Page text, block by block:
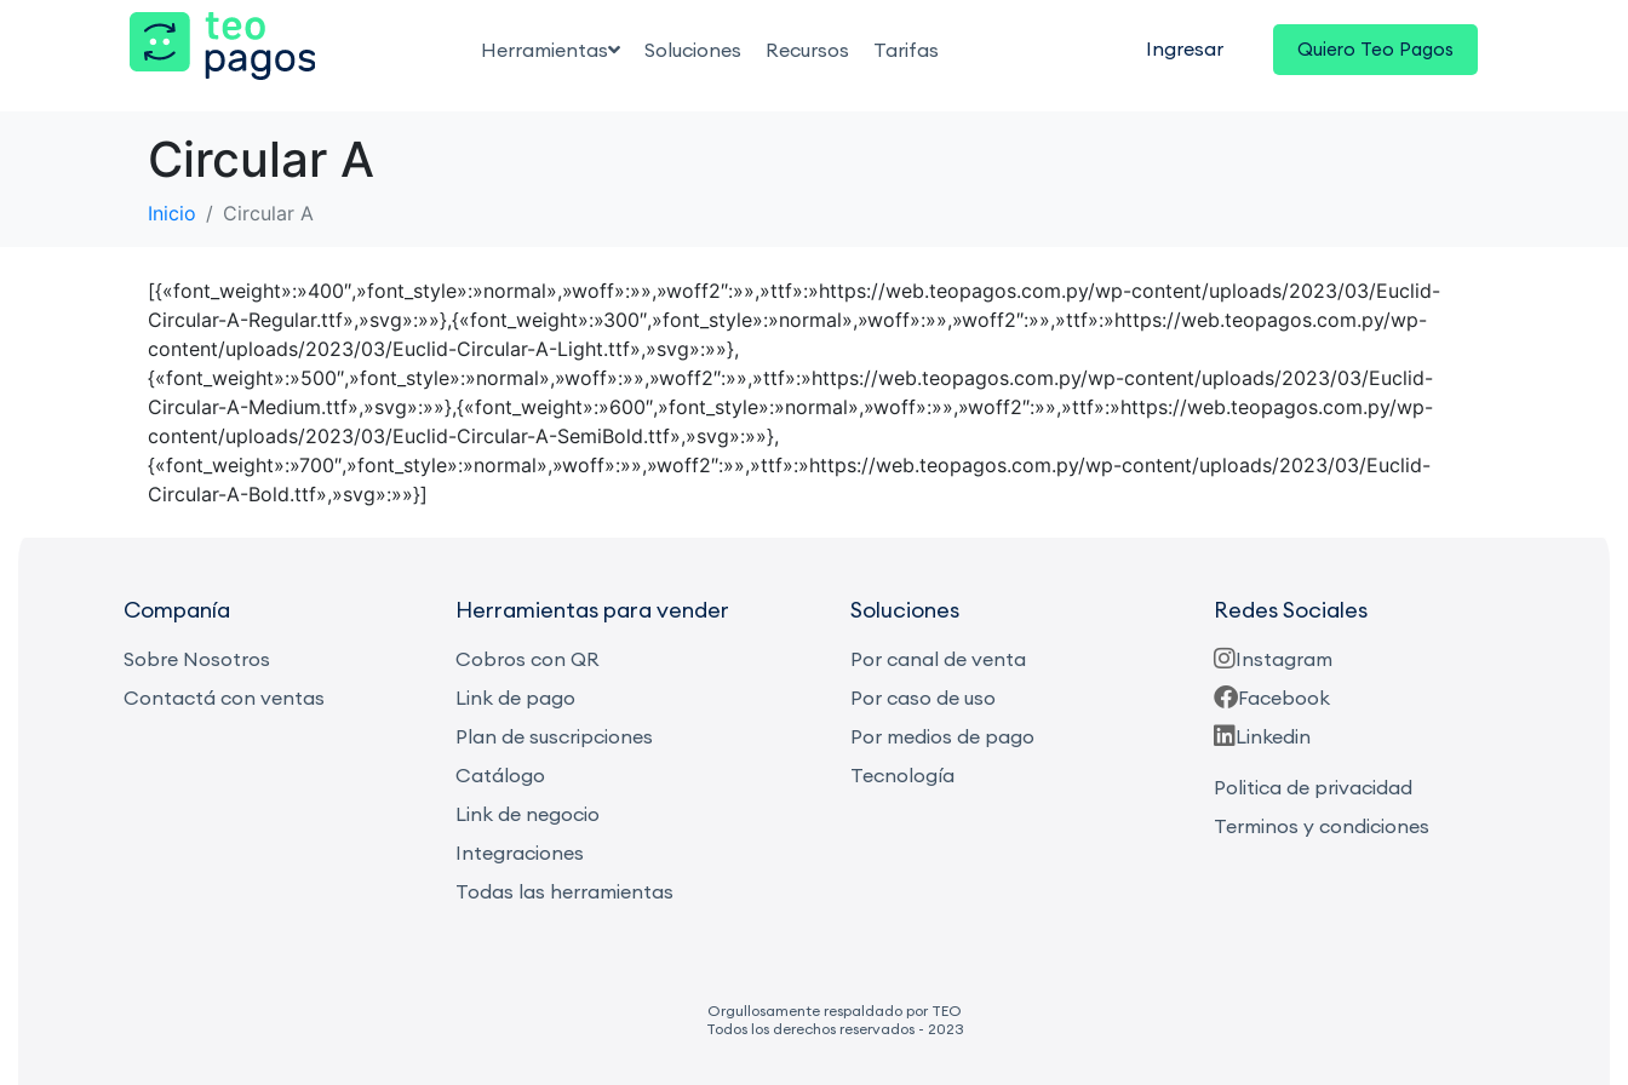
Herramientas Soluciones Recursos Tarifas Ingresar Quiero Teo Pagos
Circular A
Inicio Circular A
[{«font_weight»:»400″,»font_style»:»normal»,»woff»:»»,»woff2″:»»,»ttf»:»https://web.teopagos.com.py/wp-content/uploads/2023/03/Euclid-
Circular-A-Regular.ttf»,»svg»:»»},{«font_weight»:»300″,»font_style»:»normal»,»woff»:»»,»woff2″:»»,»ttf»:»https://web.teopagos.com.py/wp-
content/uploads/2023/03/Euclid-Circular-A-Light.ttf»,»svg»:»»},
{«font_weight»:»500″,»font_style»:»normal»,»woff»:»»,»woff2″:»»,»ttf»:»https://web.teopagos.com.py/wp-content/uploads/2023/03/Euclid-
Circular-A-Medium.ttf»,»svg»:»»},{«font_weight»:»600″,»font_style»:»normal»,»woff»:»»,»woff2″:»»,»ttf»:»https://web.teopagos.com.py/wp-
content/uploads/2023/03/Euclid-Circular-A-SemiBold.ttf»,»svg»:»»},
{«font_weight»:»700″,»font_style»:»normal»,»woff»:»»,»woff2″:»»,»ttf»:»https://web.teopagos.com.py/wp-content/uploads/2023/03/Euclid-
Circular-A-Bold.ttf»,»svg»:»»}]
Companía
Sobre Nosotros
Contactá con ventas
Herramientas para vender
Cobros con QR
Link de pago
Plan de suscripciones
Catálogo
Link de negocio
Integraciones
Todas las herramientas
Soluciones
Por canal de venta
Por caso de uso
Por medios de pago
Tecnología
Redes Sociales
Instagram
Facebook
Linkedin
Politica de privacidad
Terminos y condiciones
Orgullosamente respaldado por TEO
Todos los derechos reservados - 2023​